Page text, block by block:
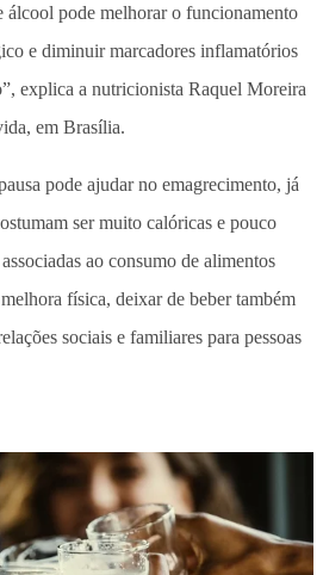
álcool pode melhorar o funcionamento
e diminuir marcadores inflamatórios
explica a nutricionista Raquel Moreira
em Brasília.
pode ajudar no emagrecimento, já
ser muito calóricas e pouco
ao consumo de alimentos
física, deixar de beber também
sociais e familiares para pessoas